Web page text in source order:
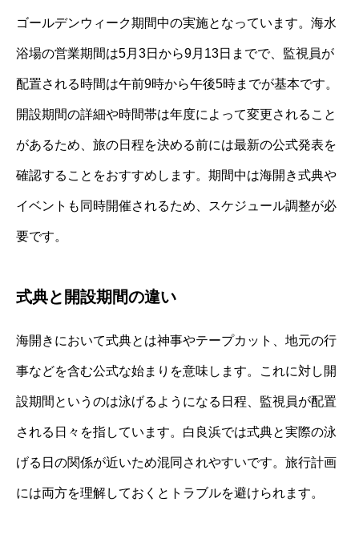
ゴールデンウィーク期間中の実施となっています。海水
浴場の営業期間は5月3日から9月13日までで、監視員が
配置される時間は午前9時から午後5時までが基本です。
開設期間の詳細や時間帯は年度によって変更されること
があるため、旅の日程を決める前には最新の公式発表を
確認することをおすすめします。期間中は海開き式典や
イベントも同時開催されるため、スケジュール調整が必
要です。
式典と開設期間の違い
海開きにおいて式典とは神事やテープカット、地元の行
事などを含む公式な始まりを意味します。これに対し開
設期間というのは泳げるようになる日程、監視員が配置
される日々を指しています。白良浜では式典と実際の泳
げる日の関係が近いため混同されやすいです。旅行計画
には両方を理解しておくとトラブルを避けられます。